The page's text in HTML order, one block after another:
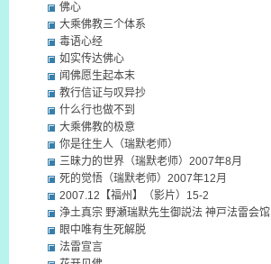
佛心
大乘佛教三个体系
毒语心经
如实传达佛心
闻佛愿生起本末
教行信证与叹异抄
什么行也做不到
大乘佛教的极意
你是往生人（瑞默老师）
三昧力的世界（瑞默老师）2007年8月
死的觉悟（瑞默老师）2007年12月
2007.12【福州】（影片）15-2
浄土真宗 野瀬瑞默先生御説法 神戸法雷会馆
眼中唯有生死解脱
法雷宣言